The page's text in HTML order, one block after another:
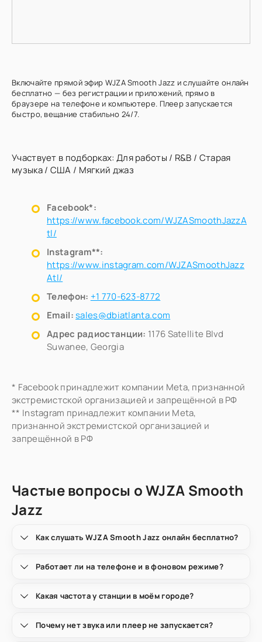
Включайте прямой эфир WJZA Smooth Jazz и слушайте онлайн
бесплатно — без регистрации и приложений, прямо в
браузере на телефоне и компьютере. Плеер запускается
быстро, вещание стабильно 24/7.
Участвует в подборках: Для работы / R&B / Старая
музыка/ США / Мягкий джаз
Facebook*:
https://www.facebook.com/WJZASmoothJazzA
tl/
Instagram**:
https://www.instagram.com/WJZASmoothJazz
Atl/
Телефон: +1 770-623-8772
Email:sales@dbiatlanta.com
Адрес радиостанции: 1176 Satellite Blvd
Suwanee, Georgia
* Facebook принадлежит компании Meta, признанной
экстремистской организацией и запрещённой в РФ
** Instagram принадлежит компании Meta,
признанной экстремистской организацией и
запрещённой в РФ
Частые вопросы о WJZA Smooth
Jazz
Как слушать WJZA Smooth Jazz онлайн бесплатно?
Работает ли на телефоне и в фоновом режиме?
Какая частота у станции в моём городе?
Почему нет звука или плеер не запускается?